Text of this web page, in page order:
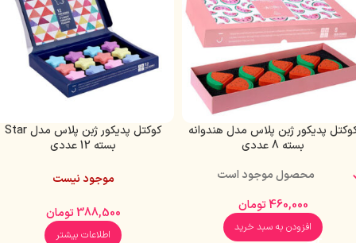
پدیکور ژبن پلاس مدل هندوانه
بسته 8 عددی
محصول موجود است
460,000تومان
افزودن به سبد خرید
کوکتل پدیکور ژبن پلاس مدل Star
بسته 12 عددی
موجود نیست
388,500 تومان
اطلاعات بیشتر